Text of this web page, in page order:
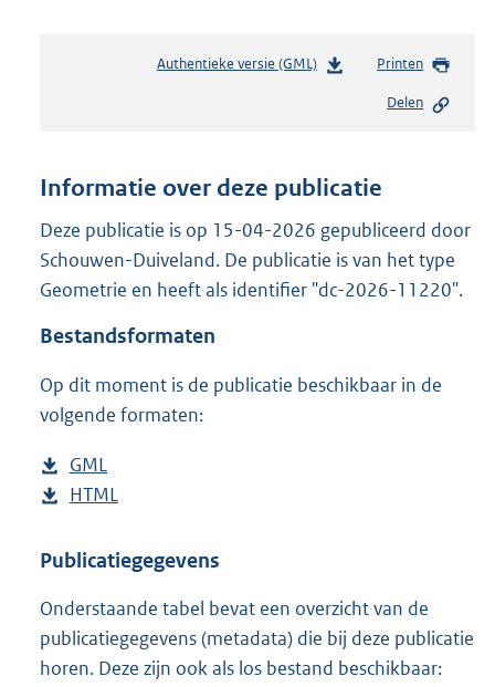
Authentieke versie (GML)b
n
s
g
r
o
e
Printen
Delen
Informatie over deze publicatie
Deze publicatie is op 15-04-2026 gepubliceerd door
Schouwen-Duiveland. De publicatie is van het type
Geometrie en heeft als identifier "dc-2026-11220".
Bestandsformaten
Op dit moment is de publicatie beschikbaar in de
volgende formaten:
D
o
n
o
a
d
GML
e
t
n
d
s
D
w
l
o
a
HTML
s
a
n
d
Publicatiegegevens
Onderstaande tabel bevat een overzicht van de
publicatiegegevens (metadata) die bij deze publicatie
horen. Deze zijn ook als los bestand beschikbaar: